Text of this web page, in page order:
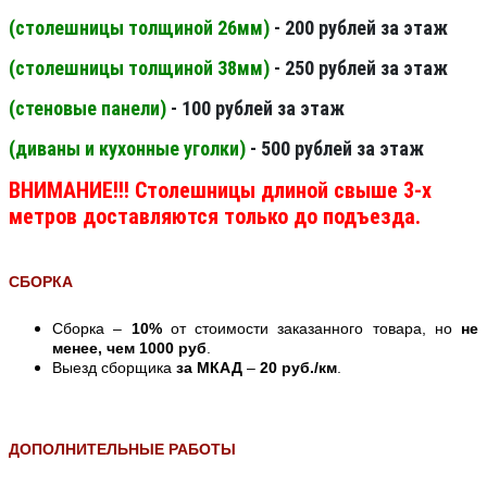
(столешницы толщиной 26мм) - 200 рублей за этаж
(столешницы толщиной 38мм) - 250 рублей за этаж
(стеновые панели) - 100 рублей за этаж
(диваны и кухонные уголки) - 500 рублей за этаж
ВНИМАНИЕ!!! Столешницы длиной свыше 3-х
метров доставляются только до подъезда.
СБОРКА
Сборка – 10%от стоимости заказанного товара, но не
менее, чем 1000 руб
Выезд сборщика за МКАД – 20 руб./км
ДОПОЛНИТЕЛЬНЫЕ РАБОТЫ